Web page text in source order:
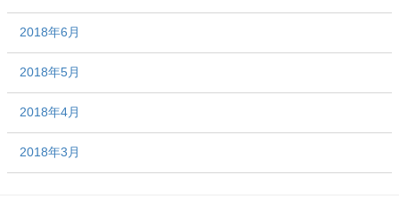
2018年6月
2018年5月
2018年4月
2018年3月